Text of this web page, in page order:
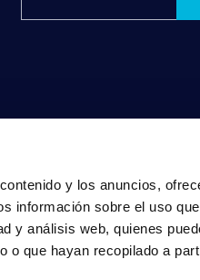
y los anuncios,
información sobre el uso
y análisis web, quienes
o que hayan recopilado a